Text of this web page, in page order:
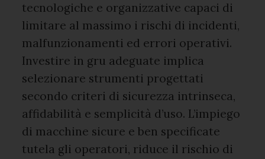
tecnologiche e organizzative capaci di
limitare al massimo i rischi di incidenti,
malfunzionamenti ed errori operativi.
Investire in gru adeguate implica
selezionare strumenti progettati
secondo criteri di sicurezza intrinseca,
affidabilità e semplicità d’uso. L’impiego
di macchine sicure e ben specificate
tutela gli operatori, riduce il rischio di